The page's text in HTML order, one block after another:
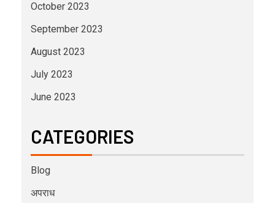
October 2023
September 2023
August 2023
July 2023
June 2023
CATEGORIES
Blog
अपराध